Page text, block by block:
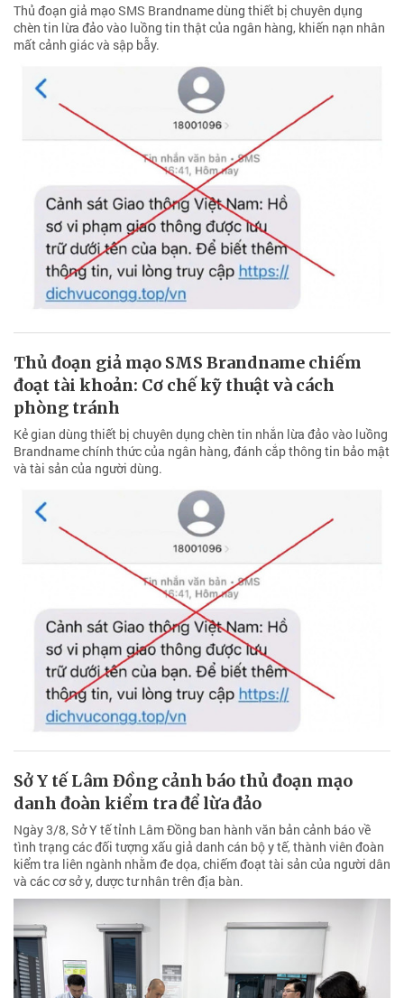
Thủ đoạn giả mạo SMS Brandname dùng thiết bị chuyên dụng
chèn tin lừa đảo vào luồng tin thật của ngân hàng, khiến nạn nhân
mất cảnh giác và sập bẫy.
Thủ đoạn giả mạo SMS Brandname chiếm
đoạt tài khoản: Cơ chế kỹ thuật và cách
phòng tránh
Kẻ gian dùng thiết bị chuyên dụng chèn tin nhắn lừa đảo vào luồng
Brandname chính thức của ngân hàng, đánh cắp thông tin bảo mật
và tài sản của người dùng.
Sở Y tế Lâm Đồng cảnh báo thủ đoạn mạo
danh đoàn kiểm tra để lừa đảo
Ngày 3/8, Sở Y tế tỉnh Lâm Đồng ban hành văn bản cảnh báo về
tình trạng các đối tượng xấu giả danh cán bộ y tế, thành viên đoàn
kiểm tra liên ngành nhằm đe dọa, chiếm đoạt tài sản của người dân
và các cơ sở y, dược tư nhân trên địa bàn.